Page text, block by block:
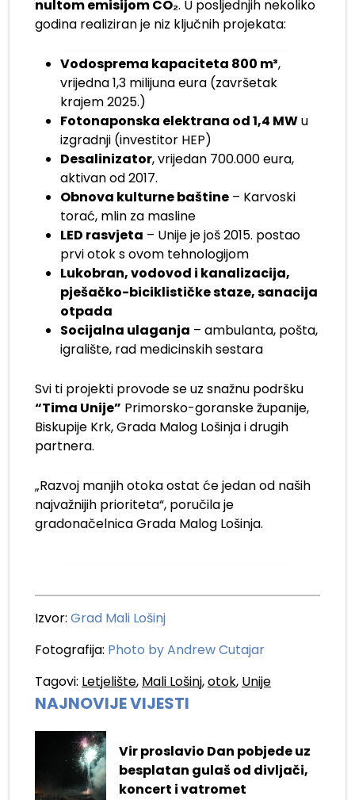
nultom emisijom CO₂. U posljednjih nekoliko
godina realiziran je niz ključnih projekata:
Vodosprema kapaciteta 800 m³,
vrijedna 1,3 milijuna eura (završetak
krajem 2025.)
Fotonaponska elektrana od 1,4 MWu
izgradnji (investitor HEP)
Desalinizator, vrijedan 700.000 eura,
aktivan od 2017.
Obnova kulturne baštine – Karvoski
torać, mlin za masline
LED rasvjeta – Unije je još 2015. postao
prvi otok s ovom tehnologijom
Lukobran, vodovod i kanalizacija,
pješačko-biciklističke staze, sanacija
otpada
Socijalna ulaganja – ambulanta, pošta,
igralište, rad medicinskih sestara
Svi ti projekti provode se uz snažnu podršku
“Tima Unije” Primorsko-goranske županije,
Biskupije Krk, Grada Malog Lošinja i drugih
partnera.
„Razvoj manjih otoka ostat će jedan od naših
najvažnijih prioriteta“, poručila je
gradonačelnica Grada Malog Lošinja.
Izvor: Grad Mali Lošinj
Fotografija: Photo by Andrew Cutajar
Tagovi: Letjelište, Mali Lošinj,otok, Unije
NAJNOVIJE VIJESTI
Vir proslavio Dan pobjede uz
besplatan gulaš od divljači,
koncert i vatromet